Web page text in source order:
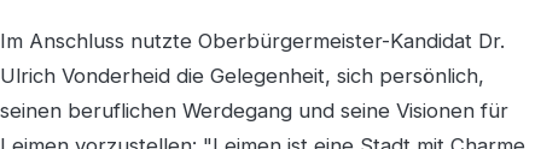
Im Anschluss nutzte Oberbürgermeister-Kandidat Dr.
Ulrich Vonderheid die Gelegenheit, sich persönlich,
seinen beruflichen Werdegang und seine Visionen für